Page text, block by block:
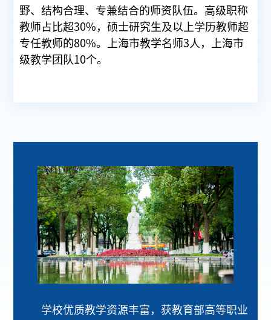
野、结构合理、专兼结合的师资队伍。高级职称
教师占比超30%，硕士研究生及以上学历教师超
专任教师的80%。上海市教学名师3人，上海市
级教学团队10个。
学校优质教学资源丰富，获教育部高等职业